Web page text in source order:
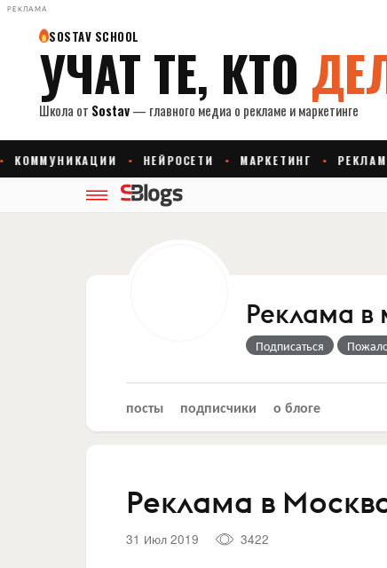
РЕКЛАМА
Реклама в
Подписаться
посты подписчики о блоге
Реклама в
31 Июл 2019 3422